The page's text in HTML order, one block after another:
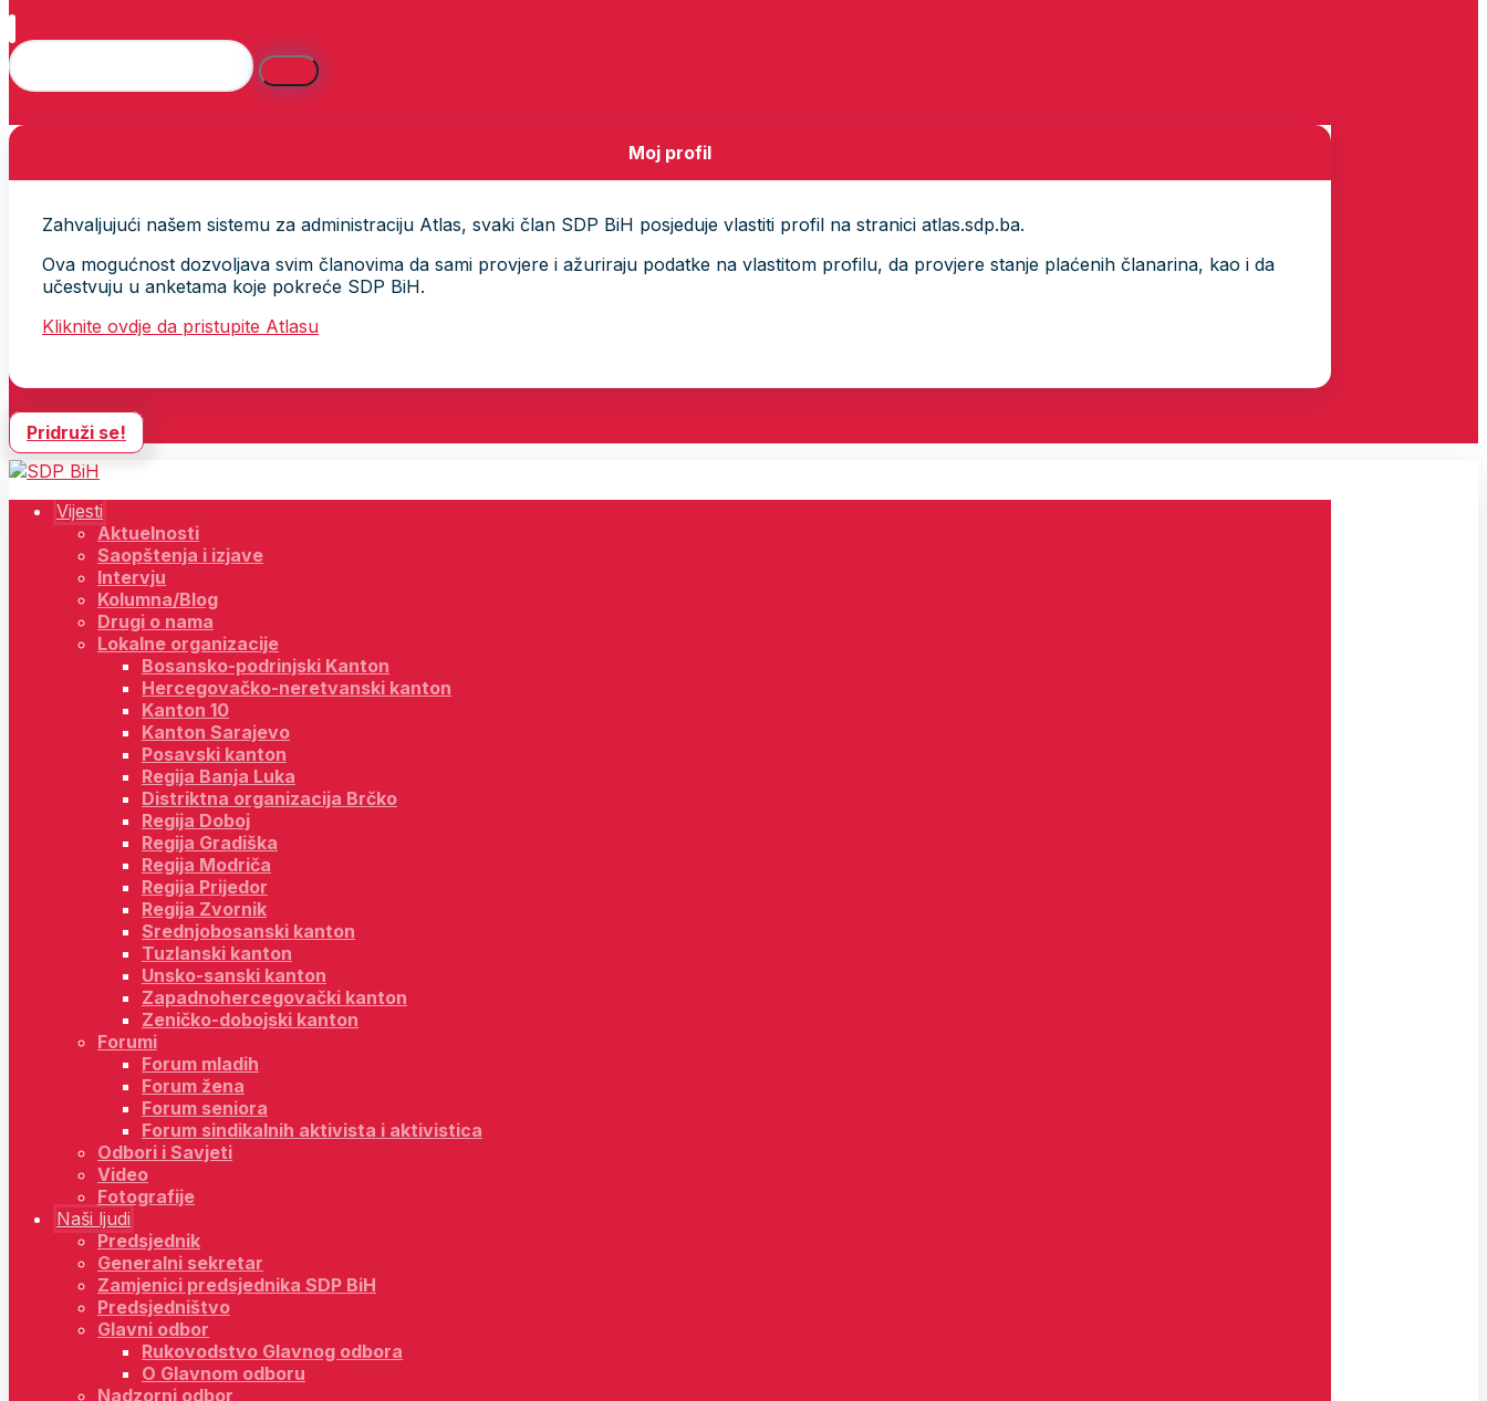
Moj profil
Zahvaljujući našem sistemu za administraciju Atlas, svaki član SDP BiH posjeduje vlastiti profil na stranici atlas.sdp.ba.
Ova mogućnost dozvoljava svim članovima da sami provjere i ažuriraju podatke na vlastitom profilu, da provjere stanje plaćenih članarina, kao i da
učestvuju u anketama koje pokreće SDP BiH.
Kliknite ovdje da pristupite Atlasu
Pridruži se!
Vijesti
Aktuelnosti
Saopštenja i izjave
Intervju
Kolumna/Blog
Drugi o nama
Lokalne organizacije
Bosansko-podrinjski Kanton
Hercegovačko-neretvanski kanton
Kanton 10
Kanton Sarajevo
Posavski kanton
Regija Banja Luka
Distriktna organizacija Brčko
Regija Doboj
Regija Gradiška
Regija Modriča
Regija Prijedor
Regija Zvornik
Srednjobosanski kanton
Tuzlanski kanton
Unsko-sanski kanton
Zapadnohercegovački kanton
Zeničko-dobojski kanton
Forumi
Forum mladih
Forum žena
Forum seniora
Forum sindikalnih aktivista i aktivistica
Odbori i Savjeti
Video
Fotografije
Naši ljudi
Predsjednik
Generalni sekretar
Zamjenici predsjednika SDP BiH
Predsjedništvo
Glavni odbor
Rukovodstvo Glavnog odbora
O Glavnom odboru
Nadzorni odbor